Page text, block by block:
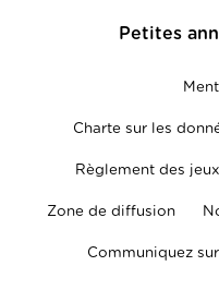
Petites
Charte sur les
Règlement des jeux
Zone de diffusion
Communiquez